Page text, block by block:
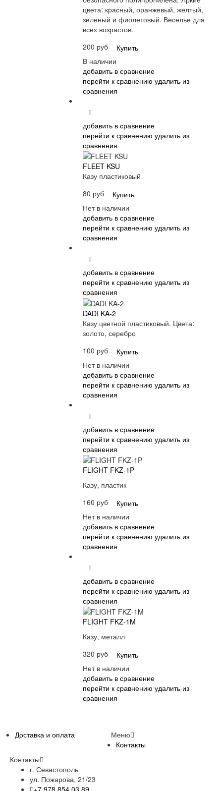
цвета: красный, оранжевый, желтый,
зеленый и фиолетовый. Веселье для
всех возрастов.
200 руб
Купить
В наличии
добавить в сравнение
перейти к сравнению удалить из
сравнения
i
добавить в сравнение
перейти к сравнению удалить из
сравнения
FLEET KSU
Казу пластиковый
80 руб
Купить
Нет в наличии
добавить в сравнение
перейти к сравнению удалить из
сравнения
i
добавить в сравнение
перейти к сравнению удалить из
сравнения
DADI KA-2
Казу цветной пластиковый. Цвета:
золото, серебро
100 руб
Купить
Нет в наличии
добавить в сравнение
перейти к сравнению удалить из
сравнения
i
добавить в сравнение
перейти к сравнению удалить из
сравнения
FLIGHT FKZ-1P
Казу, пластик
160 руб
Купить
Нет в наличии
добавить в сравнение
перейти к сравнению удалить из
сравнения
i
добавить в сравнение
перейти к сравнению удалить из
сравнения
FLIGHT FKZ-1M
Казу, металл
320 руб
Купить
Нет в наличии
добавить в сравнение
перейти к сравнению удалить из
сравнения
Меню
Доставка и оплата
Контакты
Контакты
г. Севастополь
ул. Пожарова, 21/23